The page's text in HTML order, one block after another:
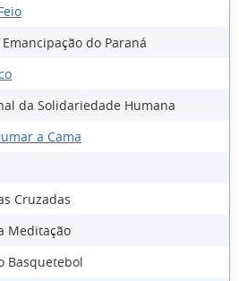
do Paraná
da Solidariedade Humana
a Cama
Cruzadas
Meditação
Basquetebol